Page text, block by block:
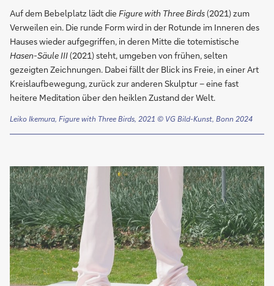
Auf dem Bebelplatz lädt die Figure with Three Birds(2021) zum
Verweilen ein. Die runde Form wird in der Rotunde im Inneren des
Hauses wieder aufgegriffen, in deren Mitte die totemistische
Hasen-Säule III(2021) steht, umgeben von frühen, selten
gezeigten Zeichnungen. Dabei fällt der Blick ins Freie, in einer Art
Kreislaufbewegung, zurück zur anderen Skulptur – eine fast
heitere Meditation über den heiklen Zustand der Welt.
Leiko Ikemura, Figure with Three Birds, 2021 © VG Bild-Kunst, Bonn 2024